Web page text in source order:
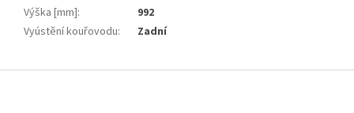
Výška [mm]:
992
Vyústění kouřovodu: Zadní